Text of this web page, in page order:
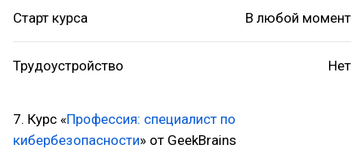
Старт курса В любой момент
Трудоустройство Нет
7. Курс «Профессия: специалист по
кибербезопасности» от GeekBrains